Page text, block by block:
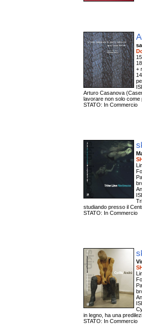
+
Arturo Casanova
lavorare non solo come
STATO: In Commercio
studiando presso il
STATO: In Commercio
in legno, ha una
STATO: In Commercio